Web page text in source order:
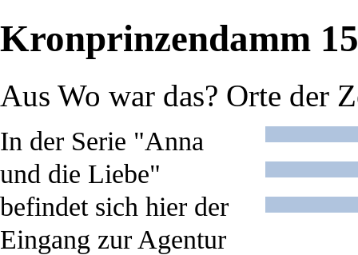
Kronprinzendamm
Aus Wo war das? Orte der
In der Serie "Anna
und die Liebe"
befindet sich hier der
Eingang zur Agentur